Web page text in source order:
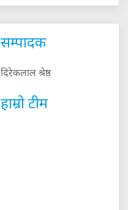
सम्पादक
दिरेकलाल श्रेष्ठ
हाम्रो टीम